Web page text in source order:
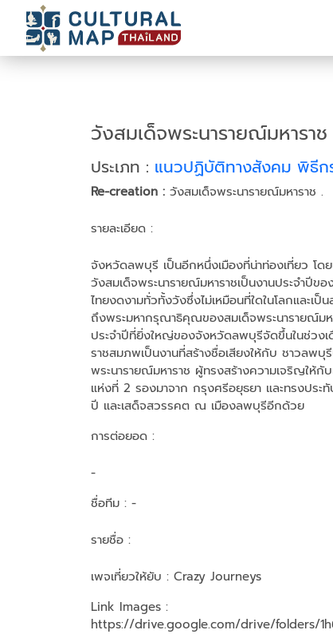
วังสมเด็จพระนารายณ์มหาราช
ประเภท : แนวปฏิบัติทางสังคม พิธีก
Re-creation : วังสมเด็จพระนารายณ์มหาราช .
รายละเอียด :
จังหวัดลพบุรี เป็นอีกหนึ่งเมืองที่น่าท่องเที่ยว โด
วังสมเด็จพระนารายณ์มหาราชเป็นงานประจำปี
ไทยงดงามทั่วทั้งวังซึ่งไม่เหมือนที่ใดในโลกและเ
ถึงพระมหากรุณาธิคุณของสมเด็จพระนารายณ์ม
ประจำปีที่ยิ่งใหญ่ของจังหวัดลพบุรีจัดขึ้นในช่วง
ราชสมภพเป็นงานที่สร้างชื่อเสียงให้กับ ชาวลพ
พระนารายณ์มหาราช ผู้ทรงสร้างความเจริญให้กั
แห่งที่ 2 รองมาจาก กรุงศรีอยุธยา และทรงประ
ปี และเสด็จสวรรคต ณ เมืองลพบุรีอีกด้วย
การต่อยอด :
-
ชื่อทีม : -
รายชื่อ :
เพจเที่ยวให้ยับ : Crazy Journeys
Link Images :
https://drive.google.com/drive/folders/